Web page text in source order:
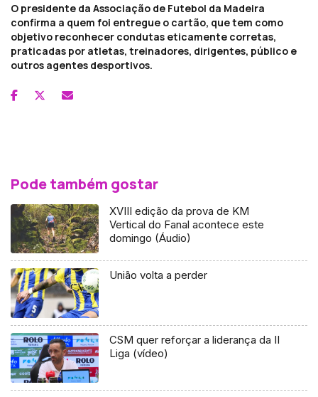
O presidente da Associação de Futebol da Madeira
confirma a quem foi entregue o cartão, que tem como
objetivo reconhecer condutas eticamente corretas,
praticadas por atletas, treinadores, dirigentes, público e
outros agentes desportivos.
Pode também gostar
XVIII edição da prova de KM
Vertical do Fanal acontece este
domingo (Áudio)
União volta a perder
CSM quer reforçar a liderança da II
Liga (vídeo)